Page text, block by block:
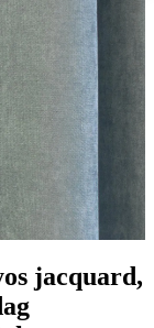
jacquard,